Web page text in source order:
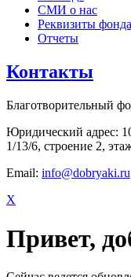
СМИ о нас
Реквизиты фонда
Отчеты
Контакты
Благотворительный
Юридический адрес:
1/13/6, строение 2,
Email: info@dobryaki.ru
X
Привет,